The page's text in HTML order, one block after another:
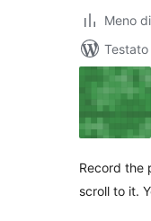
Meno
Record the
scroll to it.